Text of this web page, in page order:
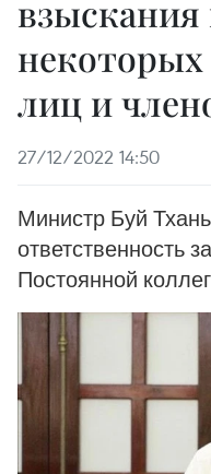
лиц и
27/12/2022 14:50
Министр Буй
ответственность
Постоянной